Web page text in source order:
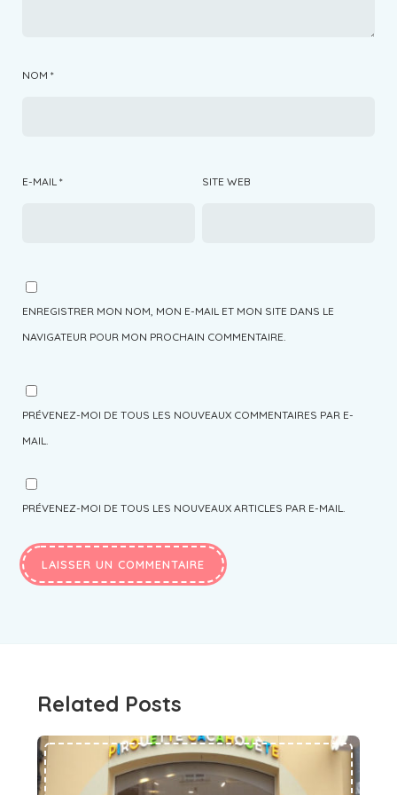
NOM *
E-MAIL * SITE WEB
ENREGISTRER MON NOM, MON E-MAIL ET MON SITE DANS LE
NAVIGATEUR POUR MON PROCHAIN COMMENTAIRE.
PRÉVENEZ-MOI DE TOUS LES NOUVEAUX COMMENTAIRES PAR E-
MAIL.
PRÉVENEZ-MOI DE TOUS LES NOUVEAUX ARTICLES PAR E-MAIL.
Related Posts